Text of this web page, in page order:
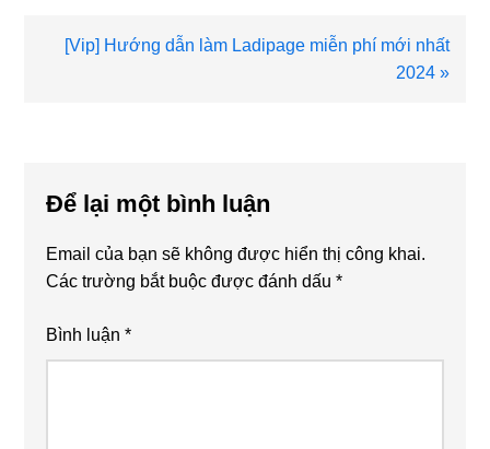
Bài
[Vip] Hướng dẫn làm Ladipage miễn phí mới nhất
2024 »
Để lại một bình luận
Email của bạn sẽ không được hiển thị công khai.
Các trường bắt buộc được đánh dấu*
Bình luận*